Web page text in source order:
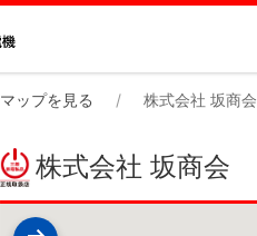
マップを見る 株式会社 坂商会
株式会社 坂商会